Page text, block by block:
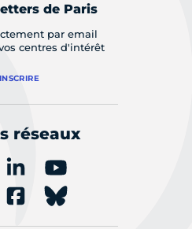
de Paris
par email
centres d'intérêt
réseaux